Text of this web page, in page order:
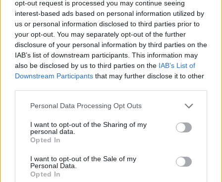
opt-out request is processed you may continue seeing
interest-based ads based on personal information utilized by
us or personal information disclosed to third parties prior to
your opt-out. You may separately opt-out of the further
disclosure of your personal information by third parties on the
IAB’s list of downstream participants. This information may
also be disclosed by us to third parties on the IAB’s List of
Downstream Participants that may further disclose it to other
Personal Data Processing Opt Outs
I want to opt-out of the Sharing of my
personal data.
Opted In
I want to opt-out of the Sale of my
Personal Data.
Opted In